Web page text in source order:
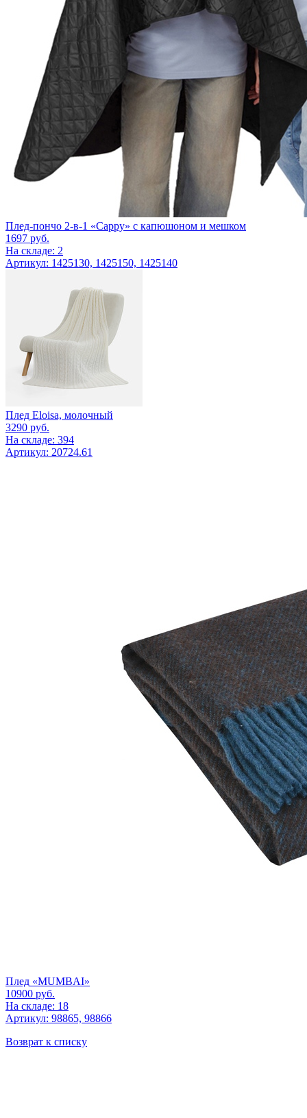
Плед-пончо 2-в-1 «Cappy» с капюшоном и мешком
1697 руб.
На складе: 2
Артикул: 1425130, 1425150, 1425140
Плед Eloisa, молочный
3290 руб.
На складе: 394
Артикул: 20724.61
Плед «MUMBAI»
10900 руб.
На складе: 18
Артикул: 98865, 98866
Возврат к списку